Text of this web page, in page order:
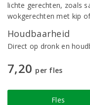
lichte gerechten, zoals
wokgerechten met kip
Houdbaarheid
Direct op dronk en
7,20 per fles
Fles